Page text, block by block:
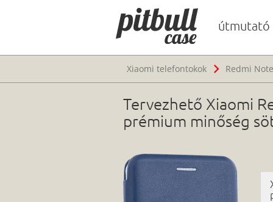
útmutató
Xiaomi telefontokok Redmi
Tervezhető Xiaomi
prémium minőség